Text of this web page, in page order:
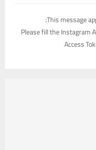
This message
Please fill the Instagram
Access